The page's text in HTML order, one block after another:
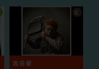
吉田豪
C